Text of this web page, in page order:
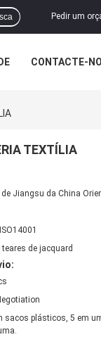
Pedir um
CONTACTE-
TEXTÍLIA
de Jiangsu da China
teares de jacquard
sacos plásticos, 5 em